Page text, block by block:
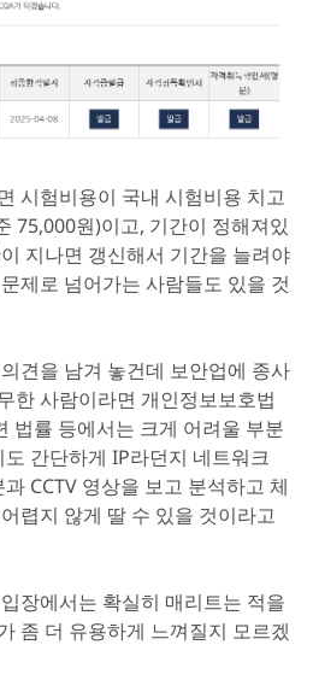
시험비용이 국내 시험비용 치고
75,000원)이고, 기간이 정해져있
지나면 갱신해서 기간을 늘려야
제로 넘어가는 사람들도 있을 것
견을 남겨 놓건데 보안업에 종사
한 사람이라면 개인정보보호법
법률 등에서는 크게 어려울 부분
간단하게 IP라던지 네트워크
CCTV 영상을 보고 분석하고 체
렵지 않게 딸 수 있을 것이라고
장에서는 확실히 매리트는 적을
좀 더 유용하게 느껴질지 모르겠